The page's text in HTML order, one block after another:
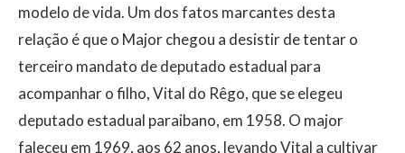
modelo de vida. Um dos fatos marcantes desta
relação é que o Major chegou a desistir de tentar o
terceiro mandato de deputado estadual para
acompanhar o filho, Vital do Rêgo, que se elegeu
deputado estadual paraibano, em 1958. O major
faleceu em 1969, aos 62 anos, levando Vital a cultivar